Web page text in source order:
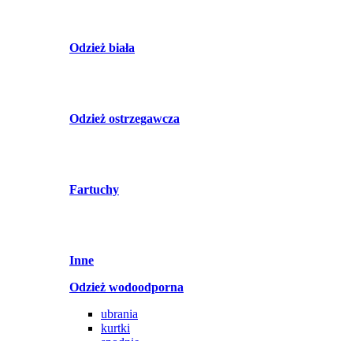
Odzież biała
Odzież ostrzegawcza
Fartuchy
Inne
Odzież wodoodporna
ubrania
kurtki